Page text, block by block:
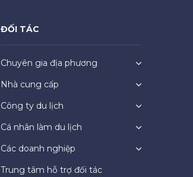
ĐỐI TÁC
Chuyên gia địa phương
Nhà cung cấp
Công ty du lịch
Cá nhân làm du lịch
Các doanh nghiệp
Trung tâm hỗ trợ đối tác